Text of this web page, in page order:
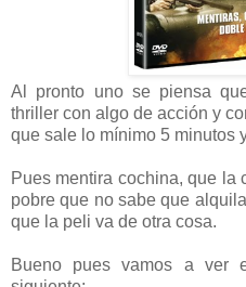
Al pronto uno se piensa
thriller con algo de acción y
que sale lo mínimo 5 minutos
Pues mentira cochina, que la
pobre que no sabe que
que la peli va de otra cosa.
Bueno pues vamos a ver